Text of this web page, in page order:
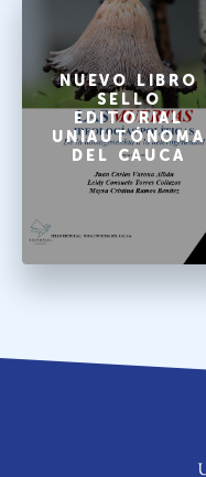
NUEVO LIBRO
SELLO
EDITORIAL
UNIAUTÓNOMA
DEL CAUCA